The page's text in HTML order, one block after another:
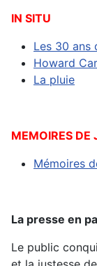
IN SITU
Les 30 ans
Howard
La pluie
MEMOIRES DE
Mémoires
La presse en
Le public